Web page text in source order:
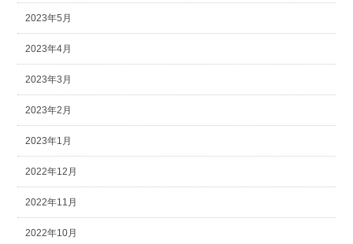
2023年5月
2023年4月
2023年3月
2023年2月
2023年1月
2022年12月
2022年11月
2022年10月